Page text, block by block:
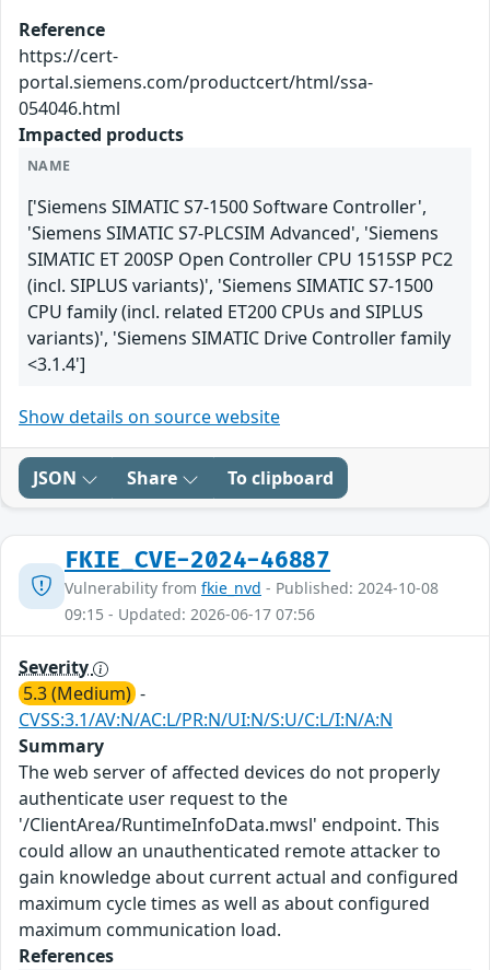
Reference
https://cert-
portal.siemens.com/productcert/html/ssa-
054046.html
Impacted products
NAME
['Siemens SIMATIC S7-1500 Software Controller',
'Siemens SIMATIC S7-PLCSIM Advanced', 'Siemens
SIMATIC ET 200SP Open Controller CPU 1515SP PC2
(incl. SIPLUS variants)', 'Siemens SIMATIC S7-1500
CPU family (incl. related ET200 CPUs and SIPLUS
variants)', 'Siemens SIMATIC Drive Controller family
<3.1.4']
Show details on source website
JSON Share To clipboard
FKIE_CVE-2024-46887
Vulnerability from fkie_nvd - Published: 2024-10-08
09:15 - Updated: 2026-06-17 07:56
Severity
5.3 (Medium) -
CVSS:3.1/AV:N/AC:L/PR:N/UI:N/S:U/C:L/I:N/A:N
Summary
The web server of affected devices do not properly
authenticate user request to the
'/ClientArea/RuntimeInfoData.mwsl' endpoint. This
could allow an unauthenticated remote attacker to
gain knowledge about current actual and configured
maximum cycle times as well as about configured
maximum communication load.
References